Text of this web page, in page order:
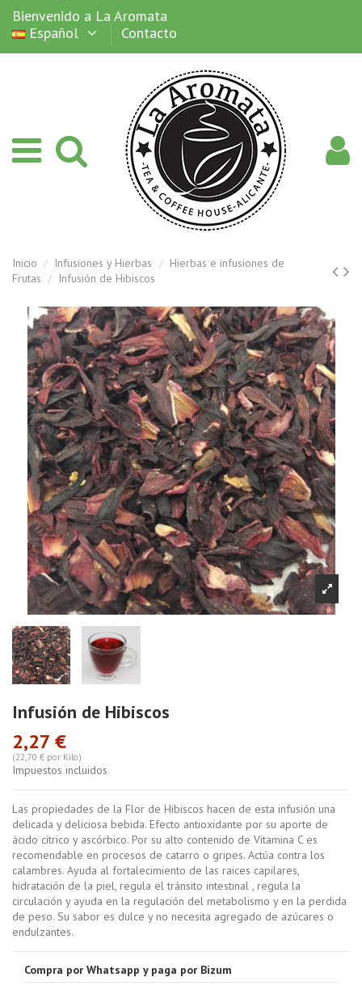
Bienvenido a La Aromata
Español
Contacto
Inicio Infusiones y Hierbas
Hierbas e infusiones de
Frutas
Infusión de Hibiscos
Infusión de Hibiscos
2,27 €
(22,70 € por Kilo)
Impuestos incluidos
Las propiedades de la Flor de Hibiscos hacen de esta infusión una
delicada y deliciosa bebida. Efecto antioxidante por su aporte de
ácido cítrico y ascórbico. Por su alto contenido de Vitamina C es
recomendable en procesos de catarro o gripes. Actúa contra los
calambres. Ayuda al fortalecimiento de las raices capilares,
hidratación de la piel, regula el tránsito intestinal , regula la
circulación y ayuda en la regulación del metabolismo y en la perdida
de peso. Su sabor es dulce y no necesita agregado de azúcares o
endulzantes.
Compra por Whatsapp y paga por Bizum